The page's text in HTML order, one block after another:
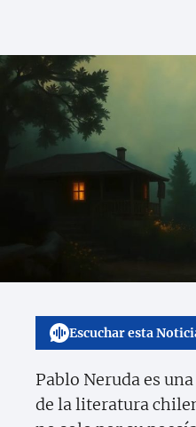
Escuchar esta
Pablo Neruda es
de la literatura